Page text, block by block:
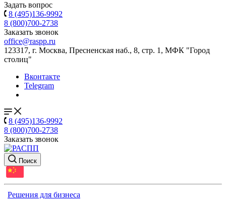
Задать вопрос
8 (495)136-9992
8 (800)700-2738
Заказать звонок
office@raspp.ru
123317, г. Москва, Пресненская наб., 8, стр. 1, МФК "Город
столиц"
Вконтакте
Telegram
8 (495)136-9992
8 (800)700-2738
Заказать звонок
Поиск
Решения для бизнеса